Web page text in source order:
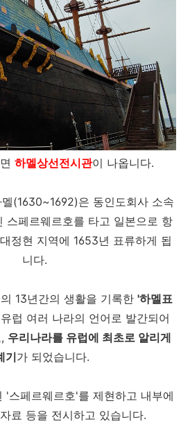
하멜상선전시관이 나옵니다.
(1630~1692)은 동인도회사 소속
스페르웨르호를 타고 일본으로 항
정현 지역에 1653년 표류하게 됩
니다.
13년간의 생활을 기록한 '하멜표
럽 여러 나라의 언어로 발간되어
우리나라를 유럽에 최초로 알리게
기가 되었습니다.
'스페르웨르호'를 제현하고 내부에
료 등을 전시하고 있습니다.